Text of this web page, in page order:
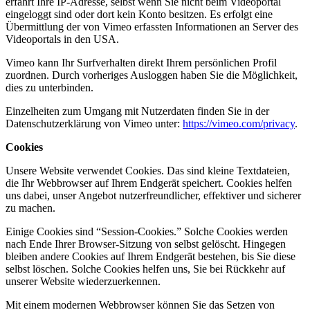
eingeloggt sind oder dort kein Konto besitzen. Es erfolgt eine
Übermittlung der von Vimeo erfassten Informationen an Server des
Videoportals in den USA.
Vimeo kann Ihr Surfverhalten direkt Ihrem persönlichen Profil
zuordnen. Durch vorheriges Ausloggen haben Sie die Möglichkeit,
dies zu unterbinden.
Einzelheiten zum Umgang mit Nutzerdaten finden Sie in der
Datenschutzerklärung von Vimeo unter: https://vimeo.com/privacy.
Cookies
Unsere Website verwendet Cookies. Das sind kleine Textdateien,
die Ihr Webbrowser auf Ihrem Endgerät speichert. Cookies helfen
uns dabei, unser Angebot nutzerfreundlicher, effektiver und sicherer
zu machen.
Einige Cookies sind “Session-Cookies.” Solche Cookies werden
nach Ende Ihrer Browser-Sitzung von selbst gelöscht. Hingegen
bleiben andere Cookies auf Ihrem Endgerät bestehen, bis Sie diese
selbst löschen. Solche Cookies helfen uns, Sie bei Rückkehr auf
unserer Website wiederzuerkennen.
Mit einem modernen Webbrowser können Sie das Setzen von